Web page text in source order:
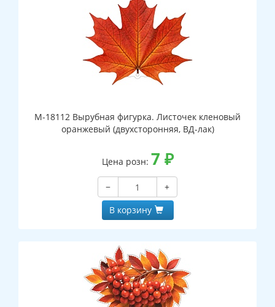
М-18112 Вырубная фигурка. Листочек кленовый
оранжевый (двухсторонняя, ВД-лак)
Цена розн: 7 ₽
−
+
В корзину